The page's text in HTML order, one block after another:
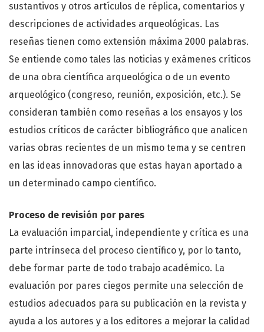
sustantivos y otros artículos de réplica, comentarios y
descripciones de actividades arqueológicas. Las
reseñas tienen como extensión máxima 2000 palabras.
Se entiende como tales las noticias y exámenes críticos
de una obra científica arqueológica o de un evento
arqueológico (congreso, reunión, exposición, etc.). Se
consideran también como reseñas a los ensayos y los
estudios críticos de carácter bibliográfico que analicen
varias obras recientes de un mismo tema y se centren
en las ideas innovadoras que estas hayan aportado a
un determinado campo científico.
Proceso de revisión por pares
La evaluación imparcial, independiente y crítica es una
parte intrínseca del proceso científico y, por lo tanto,
debe formar parte de todo trabajo académico. La
evaluación por pares ciegos permite una selección de
estudios adecuados para su publicación en la revista y
ayuda a los autores y a los editores a mejorar la calidad